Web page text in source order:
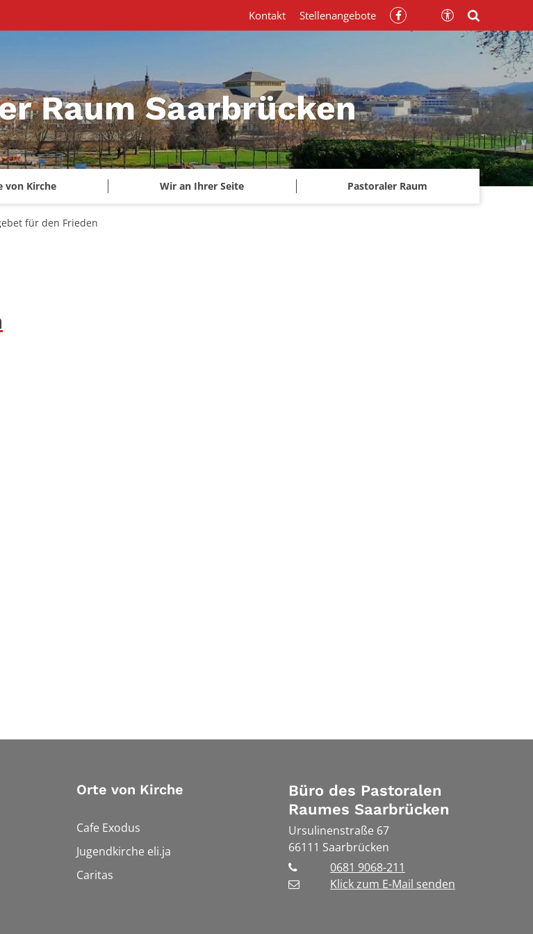
Raum Saarbrücken
von Kirche Wir an Ihrer Seite Pastoraler Raum
Kontakt Stellenangebote
für den Frieden
Orte von Kirche
Cafe Exodus
Jugendkirche eli.ja
Caritas
Büro des Pastoralen
Raumes Saarbrücken
Ursulinenstraße 67
66111 Saarbrücken
0681 9068-211
Klick zum E-Mail senden